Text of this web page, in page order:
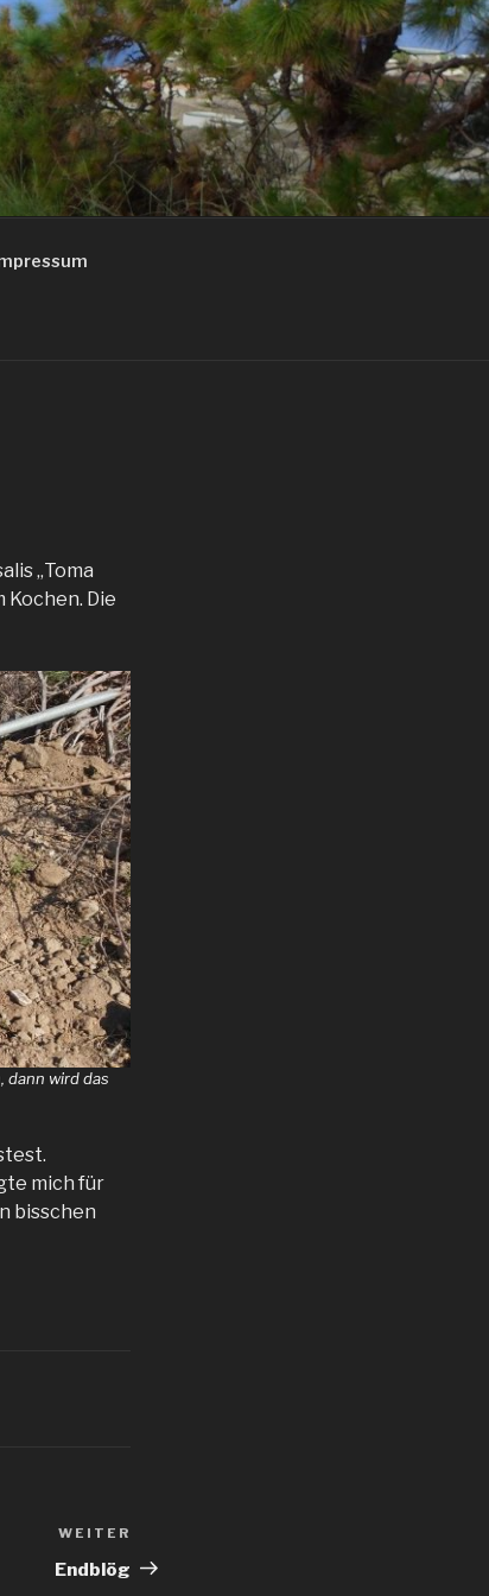
„Toma
Kochen. Die
dann wird das
mich für
bisschen
Beitrag
WEITER
Endblög